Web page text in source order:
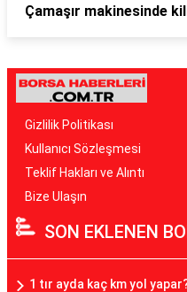
Çamaşır makinesinde
Gizlilik Politikası
Kullanıcı Sözleşmesi
Teklif Hakları ve Alıntı
Bize Ulaşın
SON EKLENEN
1 tır ayda kaç km yol